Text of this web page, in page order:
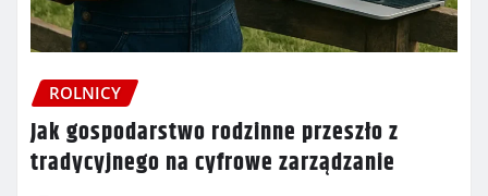
ROLNICY
Jak gospodarstwo rodzinne przeszło z
tradycyjnego na cyfrowe zarządzanie